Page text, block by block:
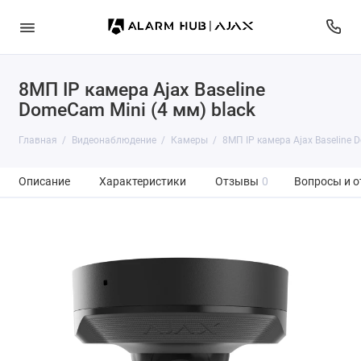
8МП IP камера Ajax Baseline
DomeCam Mini (4 мм) black
Главная Видеонаблюдение Камеры 8МП IP камера Ajax Baseline
Описание Характеристики Отзывы 0 Вопросы и